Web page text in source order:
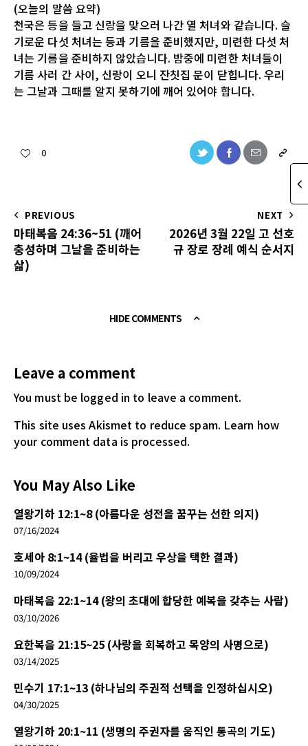
(오늘의 말씀 요약)
천국은 등을 들고 신랑을 맞으러 나간 열 처녀와 같습니다. 슬
기로운 다섯 처녀는 등과 기름을 준비했지만, 미련한 다섯 처
녀는 기름을 준비하지 않았습니다. 밤중에 미련한 처녀들이
기름 사러 간 사이, 신랑이 오니 잔칫집 문이 닫힙니다. 우리
는 그날과 그때를 알지 못하기에 깨어 있어야 합니다.
0
PREVIOUS
마태복음 24:36~51 (깨어
충성하며 그날을 준비하는
삶)
NEXT
2026년 3월 22일 고 선호
규 장로 장례 예식 순서지
HIDE COMMENTS
Leave a comment
You must be logged in to leave a comment.
This site uses Akismet to reduce spam. Learn how
your comment data is processed.
You May Also Like
열왕기하 12:1~8 (아름다운 성전을 꿈꾸는 선한 의지)
07/16/2024
호세아 8:1~14 (율법을 버리고 우상을 택한 결과)
10/09/2024
마태복음 22:1~14 (왕의 초대에 합당한 예복을 갖추는 사람)
03/10/2026
요한복음 21:15~25 (사랑을 회복하고 목양의 사명으로)
03/14/2025
민수기 17:1~13 (하나님의 주권적 선택을 인정하십시오)
04/30/2025
열왕기하 20:1~11 (생명의 주권자를 움직인 통곡의 기도)